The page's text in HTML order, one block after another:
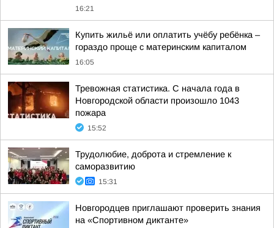
16:21
Купить жильё или оплатить учёбу ребёнка –
гораздо проще с материнским капиталом
16:05
Тревожная статистика. С начала года в
Новгородской области произошло 1043
пожара
15:52
Трудолюбие, доброта и стремление к
саморазвитию
15:31
Новгородцев приглашают проверить знания
на «Спортивном диктанте»